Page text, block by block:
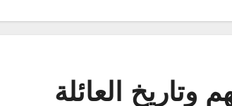
العائلة